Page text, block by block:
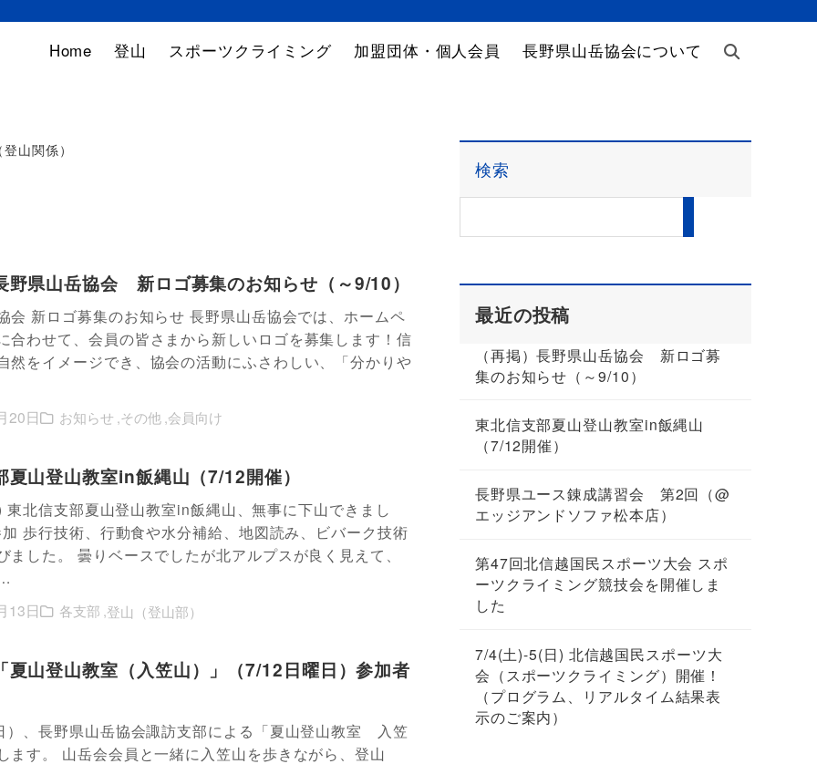
Home 登山 スポーツクライミング 加盟団体・個人会員 長野県山岳協会について
山関係）
野県山岳協会 新ロゴ募集のお知らせ（～9/10）
会 新ロゴ募集のお知らせ 長野県山岳協会では、ホームペ
合わせて、会員の皆さまから新しいロゴを募集します！信
然をイメージでき、協会の活動にふさわしい、「分かりや
20日 お知らせ その他 会員向け
夏山登山教室in飯縄山（7/12開催）
東北信支部夏山登山教室in飯縄山、無事に下山できまし
歩行技術、行動食や水分補給、地図読み、ビバーク技術
ました。 曇りベースでしたが北アルプスが良く見えて、
13日
各支部 登山（登山部）
夏山登山教室（入笠山）」（7/12日曜日）参加者
）、長野県山岳協会諏訪支部による「夏山登山教室 入笠
ます。 山岳会会員と一緒に入笠山を歩きながら、登山
検索
最近の投稿
（再掲）長野県山岳協会 新ロゴ募
集のお知らせ（～9/10）
東北信支部夏山登山教室in飯縄山
（7/12開催）
長野県ユース錬成講習会 第2回（@
エッジアンドソファ松本店）
第47回北信越国民スポーツ大会 スポ
ーツクライミング競技会を開催しま
した
7/4(土)-5(日) 北信越国民スポーツ大
会（スポーツクライミング）開催！
（プログラム、リアルタイム結果表
示のご案内）